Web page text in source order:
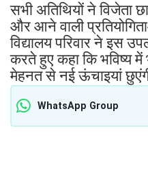
सभी अतिथियों ने विजेता
और आने वाली
विद्यालय परिवार ने इस
करते हुए कहा कि भविष्य में
मेहनत से नई ऊंचाइयां
WhatsApp Group